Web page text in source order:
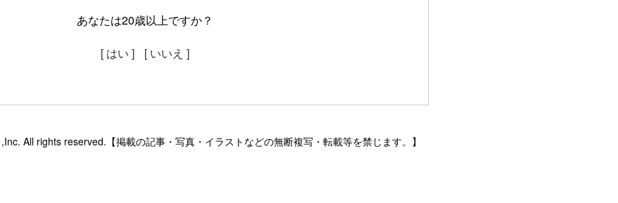
あなたは20歳以上ですか？
[ はい ] [ いいえ ]
All rights reserved.【掲載の記事・写真・イラストなどの無断複写・転載等を禁じます。】